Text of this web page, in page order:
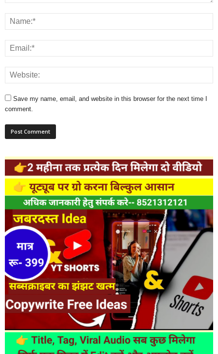
Save my name, email, and website in this browser for the next time I
comment.